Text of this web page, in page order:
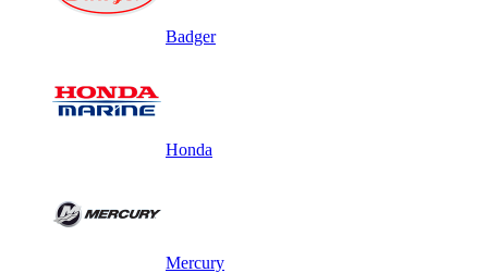
Badger
Honda
Mercury